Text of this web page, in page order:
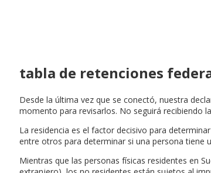
tabla de retenciones
Desde la última vez que se conectó, nuestra
momento para revisarlos. No seguirá recibiendo
La residencia es el factor decisivo para
entre otros para determinar si una persona tiene
Mientras que las personas físicas residentes en